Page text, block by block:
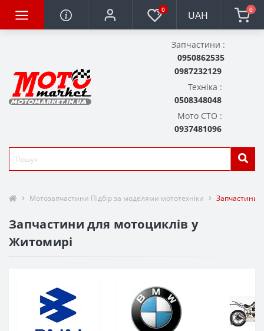
0 UAH 0
Запчастини :
0950862535
0987232129
Техніка :
0508348048
Мото СТО :
0937481096
Мотозапчастини Підбір за моделями мототехніки Запчастини
Запчастини для мотоциклів у
Житомирі